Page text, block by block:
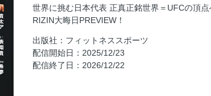
王者になるという想いがなくなることはな
アメリカン・トップチーム・ヘッドコー
ントージャ×堀口恭司
平良達郎が元UFC世界フライ級王者に勝利
どうなるUFCフライ級タイトル戦線 in
世界に挑む日本代表 正真正銘世界＝UFCの頂
RIZIN大晦日PREVIEW！
出版社：フィットネススポーツ
配信開始日：2025/12/23
配信終了日：2026/12/22